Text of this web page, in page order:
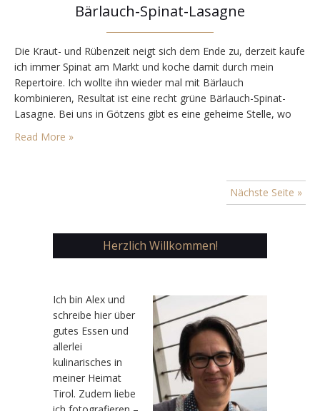
Bärlauch-Spinat-Lasagne
Die Kraut- und Rübenzeit neigt sich dem Ende zu, derzeit kaufe
ich immer Spinat am Markt und koche damit durch mein
Repertoire. Ich wollte ihn wieder mal mit Bärlauch
kombinieren, Resultat ist eine recht grüne Bärlauch-Spinat-
Lasagne. Bei uns in Götzens gibt es eine geheime Stelle, wo
Bäume grob gerodet…
Read More »
Nächste Seite »
Herzlich Willkommen!
Ich bin Alex und
schreibe hier über
gutes Essen und
allerlei
kulinarisches in
meiner Heimat
Tirol. Zudem liebe